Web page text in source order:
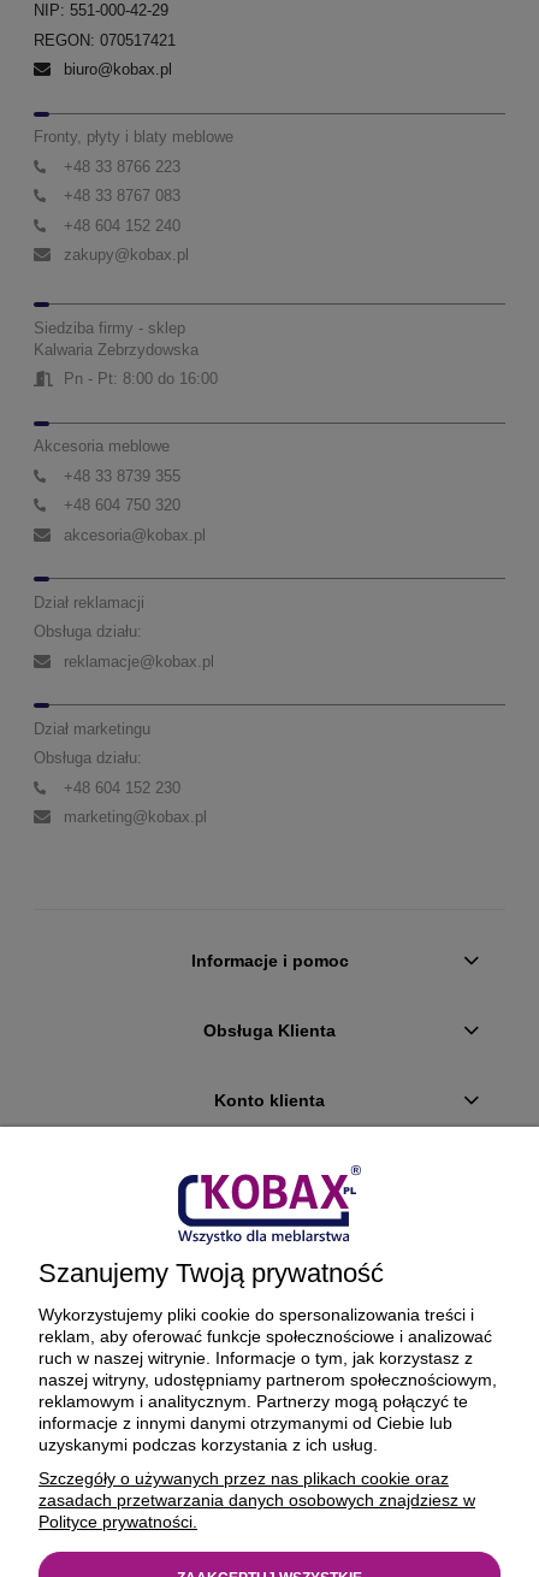
NIP: 551-000-42-29
REGON: 070517421
biuro@kobax.pl
Fronty, płyty i blaty meblowe
+48 33 8766 223
+48 33 8767 083
+48 604 152 240
zakupy@kobax.pl
Siedziba firmy - sklep
Kalwaria Zebrzydowska
Pn - Pt: 8:00 do 16:00
Akcesoria meblowe
+48 33 8739 355
+48 604 750 320
akcesoria@kobax.pl
Dział reklamacji
Obsługa działu:
reklamacje@kobax.pl
Dział marketingu
Obsługa działu:
+48 604 152 230
marketing@kobax.pl
Informacje i pomoc
Obsługa Klienta
Konto klienta
Płatności i dostawa
Ciekawostki
O firmie
BEZPIECZNE PŁATNOŚCI ORAZ DOSTAWA
Szanujemy Twoją prywatność
Wykorzystujemy pliki cookie do spersonalizowania treści i
reklam, aby oferować funkcje społecznościowe i analizować
ruch w naszej witrynie. Informacje o tym, jak korzystasz z
naszej witryny, udostępniamy partnerom społecznościowym,
reklamowym i analitycznym. Partnerzy mogą połączyć te
informacje z innymi danymi otrzymanymi od Ciebie lub
uzyskanymi podczas korzystania z ich usług.
Szczegóły o używanych przez nas plikach cookie oraz
zasadach przetwarzania danych osobowych znajdziesz w
Polityce prywatności.